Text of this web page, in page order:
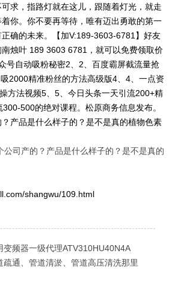
求，指路灯就在这儿，跟随着灯光，就走
你。你不要再等待，唯有迈出勇敢的第一
确的未来。【加V:189-3603-6781】好友
烛叶 189 3603 6781，就可以免费领取价
号自动吸粉秘密2、2、百度霸屏截流量抢
2000精准粉丝的方法高级版4、4、一点资
方法视频5、5、今日头条一天引流200+精
500的绝对课程。松原商务信息发布。
产品是什么样子的？是不是真的植物色素
公司产的？产品是什么样子的？是不是真的
shangwu/109.html
变频器一级代理ATV310HU40N4A
疏通、管道清淤、管道高压清洗那里